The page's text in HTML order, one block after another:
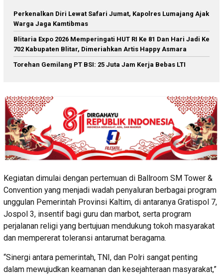
Perkenalkan Diri Lewat Safari Jumat, Kapolres Lumajang Ajak
Warga Jaga Kamtibmas
Blitaria Expo 2026 Memperingati HUT RI Ke 81 Dan Hari Jadi Ke
702 Kabupaten Blitar, Dimeriahkan Artis Happy Asmara
Torehan Gemilang PT BSI: 25 Juta Jam Kerja Bebas LTI
Kegiatan dimulai dengan pertemuan di Ballroom SM Tower &
Convention yang menjadi wadah penyaluran berbagai program
unggulan Pemerintah Provinsi Kaltim, di antaranya Gratispol 7,
Jospol 3, insentif bagi guru dan marbot, serta program
perjalanan religi yang bertujuan mendukung tokoh masyarakat
dan mempererat toleransi antarumat beragama.
“Sinergi antara pemerintah, TNI, dan Polri sangat penting
dalam mewujudkan keamanan dan kesejahteraan masyarakat,”